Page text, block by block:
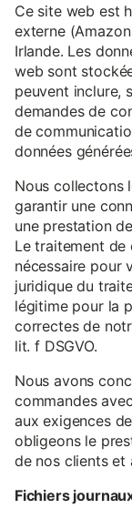
Ce site web est
externe
Irlande. Les
web sont
peuvent inclure,
demandes de
de
données
Nous collectons
garantir une
une prestation
Le traitement de
nécessaire pour
juridique du
légitime pour la
correctes de
lit. f DSGVO.
Nous avons
commandes
aux exigences
obligeons le
de nos clients et
Fichiers